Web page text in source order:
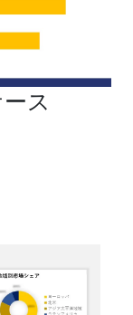
ス